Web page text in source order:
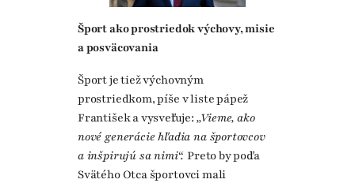
Šport ako prostriedok výchovy, misie
a posväcovania
Šport je tiež výchovným
prostriedkom, píše v liste pápež
František a vysvetľuje: „Vieme, ako
nové generácie hľadia na športovcov
a inšpirujú sa nimi“.Preto by podľa
Svätého Otca športovci mali